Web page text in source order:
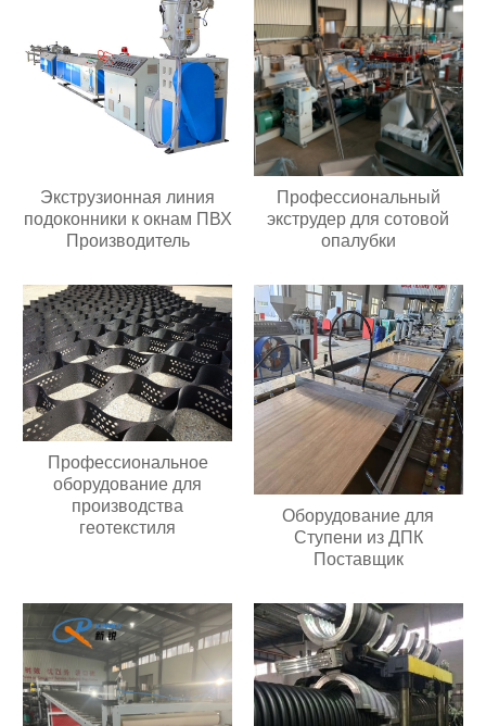
Экструзионная линия
подоконники к окнам ПВХ
Производитель
Профессиональный
экструдер для сотовой
опалубки
Профессиональное
оборудование для
производства
геотекстиля
Оборудование для
Ступени из ДПК
Поставщик